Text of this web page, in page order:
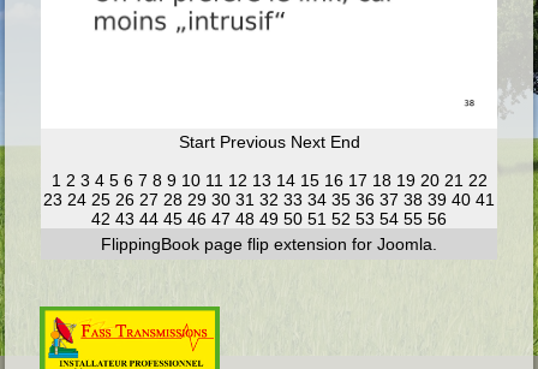
Start Previous Next End
1 2 3 4 5 6 7 8 9 10 11 12 13 14 15 16 17 18 19 20 21 22
23 24 25 26 27 28 29 30 31 32 33 34 35 36 37 38 39 40 41
42 43 44 45 46 47 48 49 50 51 52 53 54 55 56
FlippingBook page flip extension for Joomla.